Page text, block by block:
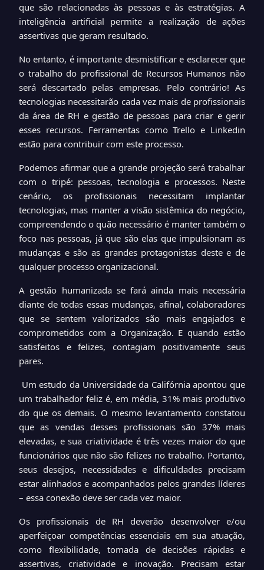
que são relacionadas às pessoas e às estratégias. A
inteligência artificial permite a realização de ações
assertivas que geram resultado.
No entanto, é importante desmistificar e esclarecer que
o trabalho do profissional de Recursos Humanos não
será descartado pelas empresas. Pelo contrário! As
tecnologias necessitarão cada vez mais de profissionais
da área de RH e gestão de pessoas para criar e gerir
esses recursos. Ferramentas como Trello e Linkedin
estão para contribuir com este processo.
Podemos afirmar que a grande projeção será trabalhar
com o tripé: pessoas, tecnologia e processos. Neste
cenário, os profissionais necessitam implantar
tecnologias, mas manter a visão sistêmica do negócio,
compreendendo o quão necessário é manter também o
foco nas pessoas, já que são elas que impulsionam as
mudanças e são as grandes protagonistas deste e de
qualquer processo organizacional.
A gestão humanizada se fará ainda mais necessária
diante de todas essas mudanças, afinal, colaboradores
que se sentem valorizados são mais engajados e
comprometidos com a Organização. E quando estão
satisfeitos e felizes, contagiam positivamente seus
pares.
Um estudo da Universidade da Califórnia apontou que
um trabalhador feliz é, em média, 31% mais produtivo
do que os demais. O mesmo levantamento constatou
que as vendas desses profissionais são 37% mais
elevadas, e sua criatividade é três vezes maior do que
funcionários que não são felizes no trabalho. Portanto,
seus desejos, necessidades e dificuldades precisam
estar alinhados e acompanhados pelos grandes líderes
– essa conexão deve ser cada vez maior.
Os profissionais de RH deverão desenvolver e/ou
aperfeiçoar competências essenciais em sua atuação,
como flexibilidade, tomada de decisões rápidas e
assertivas, criatividade e inovação. Precisam estar